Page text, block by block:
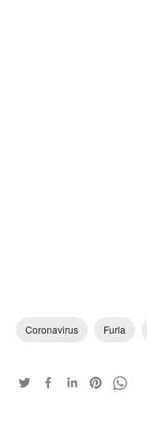
Coronavirus Furla